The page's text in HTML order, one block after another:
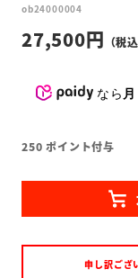
ob24000004
27,500
なら
250 ポイント付与
申し訳ござ